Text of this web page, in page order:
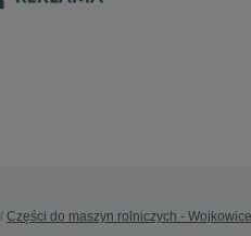
Części do maszyn rolniczych - Wojkowice